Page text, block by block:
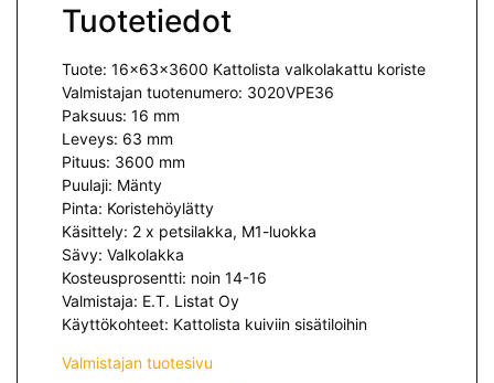
Tuotetiedot
Tuote: 16x63x3600 Kattolista valkolakattu koriste
Valmistajan tuotenumero: 3020VPE36
Paksuus: 16 mm
Leveys: 63 mm
Pituus: 3600 mm
Puulaji: Mänty
Pinta: Koristehöylätty
Käsittely: 2 x petsilakka, M1-luokka
Sävy: Valkolakka
Kosteusprosentti: noin 14-16
Valmistaja: E.T. Listat Oy
Käyttökohteet: Kattolista kuiviin sisätiloihin
Valmistajan tuotesivu